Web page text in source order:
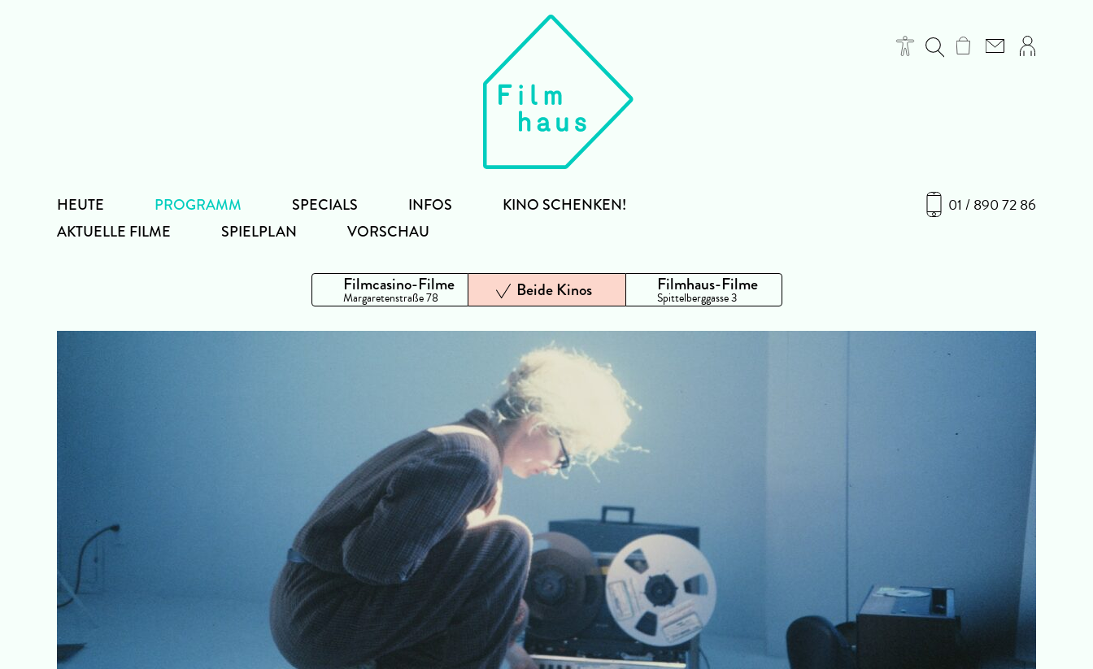
01 / 890 72 86
HEUTE
PROGRAMM
AKTUELLE FILME
SPIELPLAN VORSCHAU
SPECIALS INFOS KINO SCHENKEN!
Filmcasino-Filme
Margaretenstraße 78 Beide Kinos Filmhaus-Filme
Spittelberggasse 3